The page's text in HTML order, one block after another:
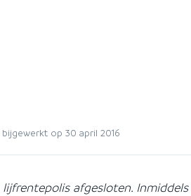
op 30 april 2016
afgesloten. Inmiddels